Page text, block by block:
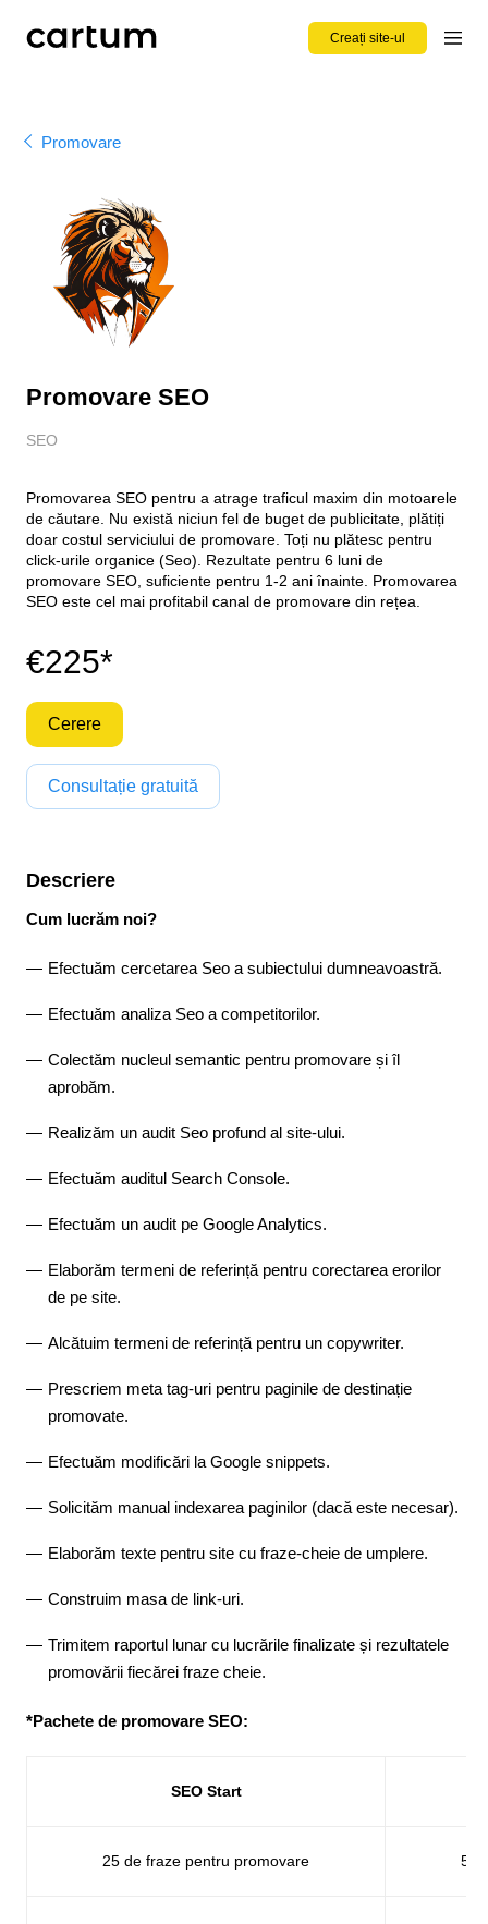
Creați site-ul
Promovare
Promovare SEO
SEO
Promovarea SEO pentru a atrage traficul maxim din motoarele
de căutare. Nu există niciun fel de buget de publicitate, plătiți
doar costul serviciului de promovare. Toți nu plătesc pentru
click-urile organice (Seo). Rezultate pentru 6 luni de
promovare SEO, suficiente pentru 1-2 ani înainte. Promovarea
SEO este cel mai profitabil canal de promovare din rețea.
€225*
Cerere
Consultație gratuită
Descriere
Cum lucrăm noi?
Efectuăm cercetarea Seo a subiectului dumneavoastră.
Efectuăm analiza Seo a competitorilor.
Colectăm nucleul semantic pentru promovare și îl
aprobăm.
Realizăm un audit Seo profund al site-ului.
Efectuăm auditul Search Console.
Efectuăm un audit pe Google Analytics.
Elaborăm termeni de referință pentru corectarea erorilor
de pe site.
Alcătuim termeni de referință pentru un copywriter.
Prescriem meta tag-uri pentru paginile de destinație
promovate.
Efectuăm modificări la Google snippets.
Solicităm manual indexarea paginilor (dacă este necesar).
Elaborăm texte pentru site cu fraze-cheie de umplere.
Construim masa de link-uri.
Trimitem raportul lunar cu lucrările finalizate și rezultatele
promovării fiecărei fraze cheie.
*Pachete de promovare SEO:
SEO Start
25 de fraze pentru promovare 50